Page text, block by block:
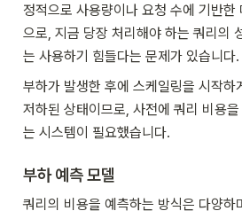
정적으로 사용량이나 요청 수에 기반한
으로, 지금 당장 처리해야 하는 쿼리의
는 사용하기 힘들다는 문제가 있습니다.
부하가 발생한 후에 스케일링을 시작하
저하된 상태이므로, 사전에 쿼리 비용
는 시스템이 필요했습니다.
부하 예측 모델
쿼리의 비용을 예측하는 방식은 다양하